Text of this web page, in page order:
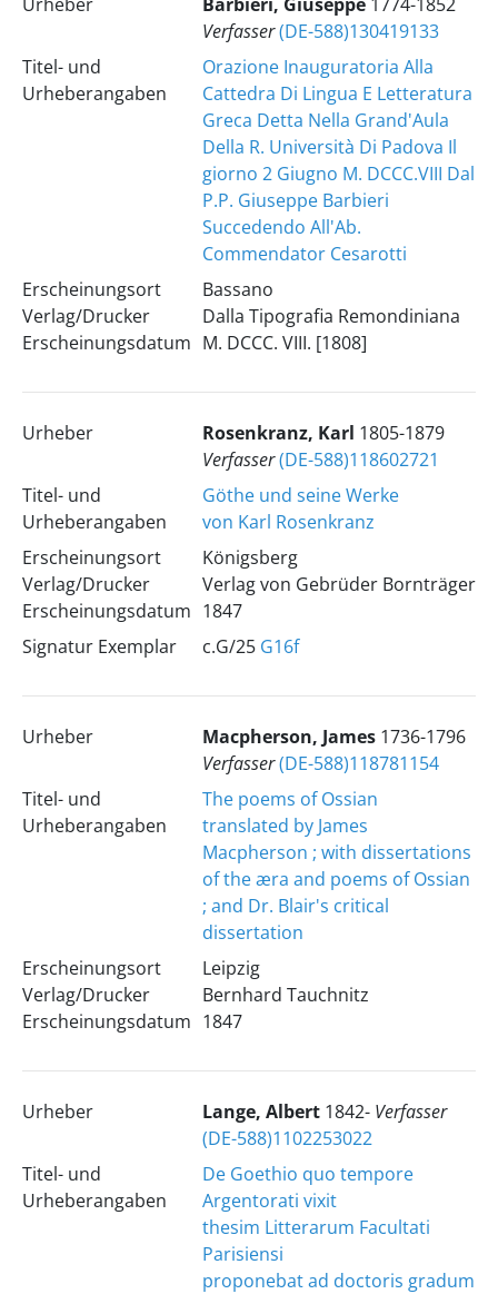
Verfasser(DE-588)130419133
Titel- und
Urheberangaben
Orazione Inauguratoria Alla
Cattedra Di Lingua E Letteratura
Greca Detta Nella Grand'Aula
Della R. Università Di Padova Il
giorno 2 Giugno M. DCCC.VIII Dal
P.P. Giuseppe Barbieri
Succedendo All'Ab.
Commendator Cesarotti
Erscheinungsort
Verlag/Drucker
Erscheinungsdatum
Bassano
Dalla Tipografia Remondiniana
M. DCCC. VIII. [1808]
Urheber Rosenkranz, Karl 1805-1879
Verfasser(DE-588)118602721
Titel- und
Urheberangaben
Göthe und seine Werke
von Karl Rosenkranz
Erscheinungsort
Verlag/Drucker
Erscheinungsdatum
Königsberg
Verlag von Gebrüder Bornträger
1847
Signatur Exemplar
c.G/25 G16f
Urheber Macpherson, James 1736-1796
Verfasser(DE-588)118781154
Titel- und
Urheberangaben
The poems of Ossian
translated by James
Macpherson ; with dissertations
of the æra and poems of Ossian
; and Dr. Blair's critical
dissertation
Erscheinungsort
Verlag/Drucker
Erscheinungsdatum
Leipzig
Bernhard Tauchnitz
1847
Urheber Lange, Albert 1842- Verfasser
(DE-588)1102253022
Titel- und
Urheberangaben
De Goethio quo tempore
Argentorati vixit
thesim Litterarum Facultati
Parisiensi
proponebat ad doctoris gradum